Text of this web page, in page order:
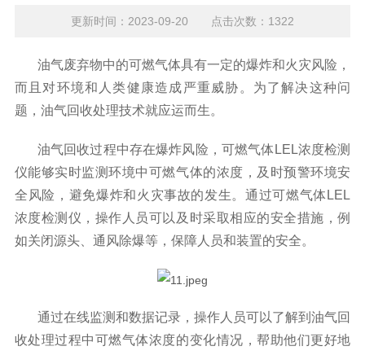
更新时间：2023-09-20 点击次数：1322
油气废弃物中的可燃气体具有一定的爆炸和火灾风险，
而且对环境和人类健康造成严重威胁。为了解决这种问
题，油气回收处理技术就应运而生。
油气回收过程中存在爆炸风险，可燃气体LEL浓度检测
仪能够实时监测环境中可燃气体的浓度，及时预警环境安
全风险，避免爆炸和火灾事故的发生。通过可燃气体LEL
浓度检测仪，操作人员可以及时采取相应的安全措施，例
如关闭源头、通风除爆等，保障人员和装置的安全。
通过在线监测和数据记录，操作人员可以了解到油气回
收处理过程中可燃气体浓度的变化情况，帮助他们更好地